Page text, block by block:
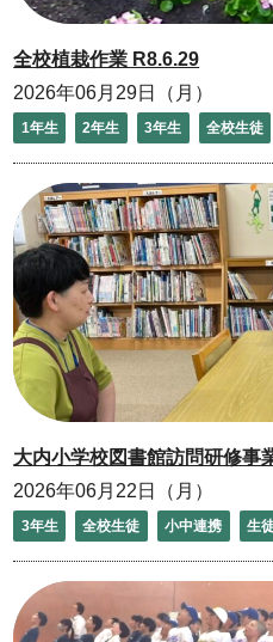
全校植栽作業 R8.6.29
2026年06月29日（月）
1年生 2年生 3年生 全校生徒
大内小学校図書館訪問研修事
2026年06月22日（月）
3年生 全校生徒 小中連携 生